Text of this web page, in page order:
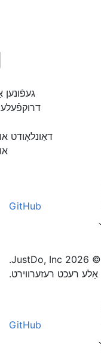
דאַונלאָודט
© 2026 JustDo, Inc.
אַלע רעכט רעזערווירט.